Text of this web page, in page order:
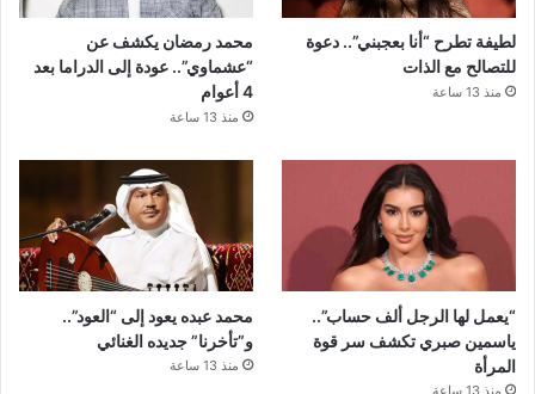
لطيفة تطرح “أنا بعجبني”.. دعوة
للتصالح مع الذات
منذ 13 ساعة
محمد رمضان يكشف عن
“عشماوي”.. عودة إلى الدراما بعد
4 أعوام
منذ 13 ساعة
“يعمل لها الرجل ألف حساب”..
ياسمين صبري تكشف سر قوة
المرأة
محمد عبده يعود إلى “العود”..
و”تأخرنا” جديده الغنائي
منذ 13 ساعة